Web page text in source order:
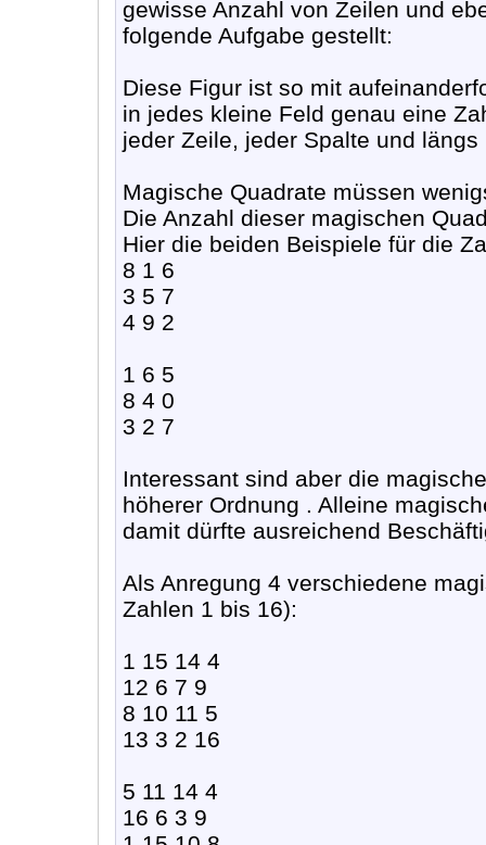
gewisse Anzahl von Zeilen und
folgende Aufgabe gestellt:
Diese Figur ist so mit
in jedes kleine Feld genau eine
jeder Zeile, jeder Spalte und
Magische Quadrate müssen
Die Anzahl dieser magischen
Hier die beiden Beispiele für die
8 1 6
3 5 7
4 9 2
1 6 5
8 4 0
3 2 7
Interessant sind aber die
höherer Ordnung . Alleine
damit dürfte ausreichend
Als Anregung 4 verschiedene
Zahlen 1 bis 16):
1 15 14 4
12 6 7 9
8 10 11 5
13 3 2 16
5 11 14 4
16 6 3 9